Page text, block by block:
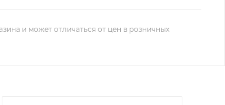
и может отличаться от цен в розничных